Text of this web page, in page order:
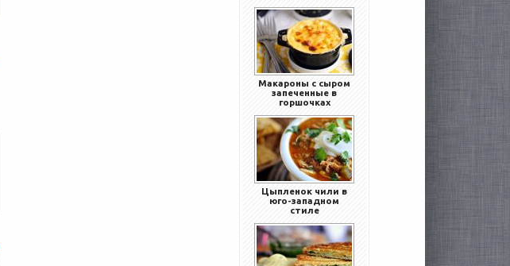
Макароны с сыром
запеченные в
горшочках
Цыпленок чили в
юго-западном
стиле